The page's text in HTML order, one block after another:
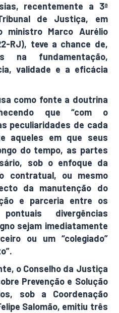
recentemente a 3ª
de Justiça, em
ministro Marco Aurélio
RJ), teve a chance de,
na fundamentação,
validade e a eficácia
como fonte a doutrina
que “com o
peculiaridades de cada
aqueles em que seus
do tempo, as partes
sob o enfoque da
contratual, ou mesmo
da manutenção do
e parceria entre os
divergências
sejam imediatamente
ou um “colegiado”
o Conselho da Justiça
Prevenção e Solução
sob a Coordenação
Salomão, emitiu três